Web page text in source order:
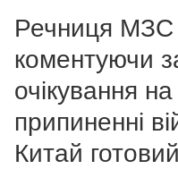
Речниця
коментуючи
очікування
припиненні
Китай